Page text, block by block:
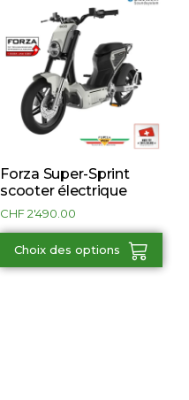
Forza Super-Sprint
scooter électrique
CHF2'490.00
Choix des options